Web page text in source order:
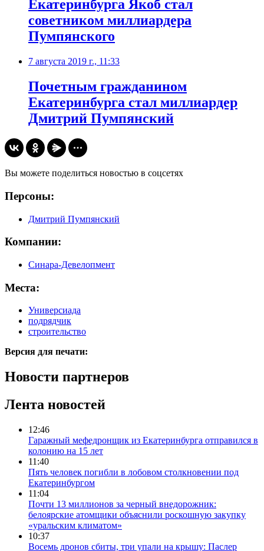
Екатеринбурга Якоб стал
советником миллиардера
Пумпянского
7 августа 2019 г., 11:33
Почетным гражданином
Екатеринбурга стал миллиардер
Дмитрий Пумпянский
Вы можете поделиться новостью в соцсетях
Персоны:
Дмитрий Пумпянский
Компании:
Синара-Девелопмент
Места:
Универсиада
подрядчик
строительство
Версия для печати:
Новости партнеров
Лента новостей
12:46
Гаражный мефедронщик из Екатеринбурга отправился в
колонию на 15 лет
11:40
Пять человек погибли в лобовом столкновении под
Екатеринбургом
11:04
Почти 13 миллионов за черный внедорожник:
белоярские атомщики объяснили роскошную закупку
«уральским климатом»
10:37
Восемь дронов сбиты, три упали на крышу: Паслер